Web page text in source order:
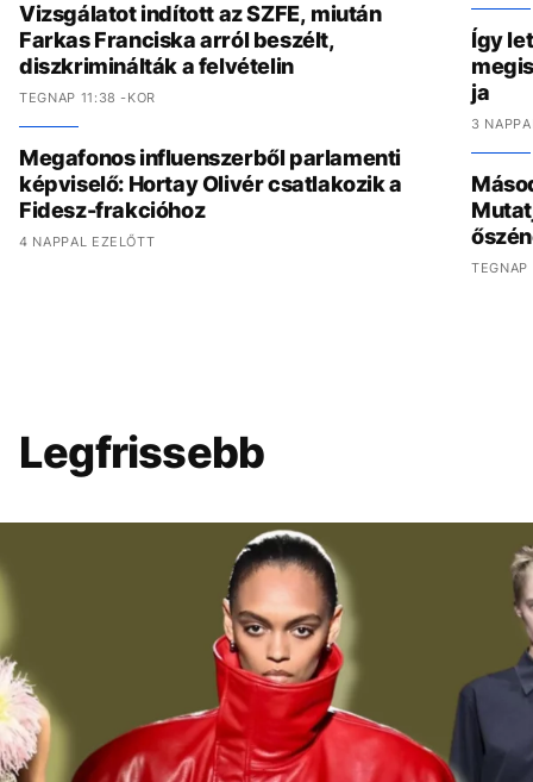
Vizsgálatot indított az SZFE, miután
Farkas Franciska arról beszélt,
diszkriminálták a felvételin
TEGNAP 11:38 -KOR
Megafonos influenszerből parlamenti
képviselő: Hortay Olivér csatlakozik a
Fidesz-frakcióhoz
4 NAPPAL EZELŐTT
Így
ja
3
TEGNAP
Legfrissebb